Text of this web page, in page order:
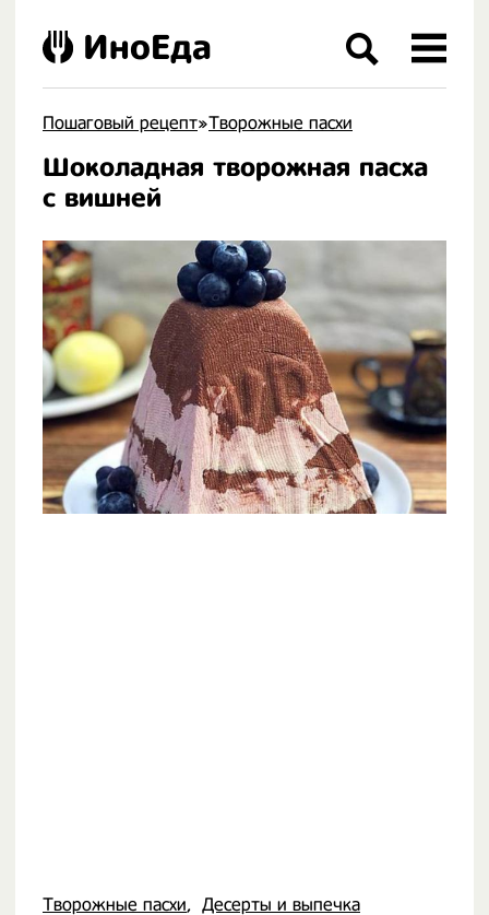
Пошаговый рецепт»Творожные пасхи
Шоколадная творожная пасха
с вишней
Творожные пасхи Десерты и выпечка
ИноЕда